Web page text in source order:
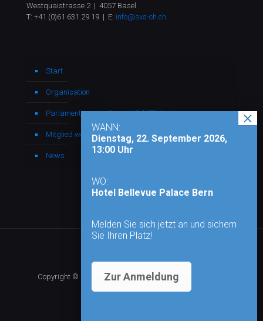
Westquaistrasse 2 | 4057 Basel
T: +41 (0)61 631 29 19 | E: info@svs-ch.ch
Start
Organisation
Parlamentarische Gruppe Schifffahrt
Mitglied werden
News
Copyright © 2026 - Alle Rechte vorbehalten |
WANN:
Dienstag, 22. September 2026,
13:00 Uhr
WO:
Hotel Bellevue Palace Bern
Melden Sie sich jetzt an und sichern
Sie Ihren Platz!
Zur Anmeldung